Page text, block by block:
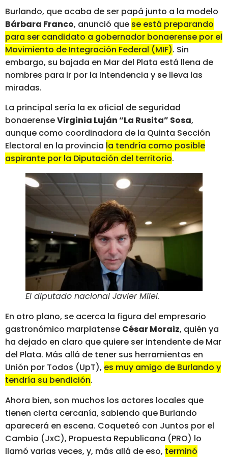
Burlando, que acaba de ser papá junto a la modelo
Bárbara Franco, anunció que se está preparando
para ser candidato a gobernador bonaerense por el
Movimiento de Integración Federal (MIF). Sin
embargo, su bajada en Mar del Plata está llena de
nombres para ir por la Intendencia y se lleva las
miradas.
La principal sería la ex oficial de seguridad
bonaerenseVirginia Luján “La Rusita” Sosa,
aunque como coordinadora de la Quinta Sección
Electoral en la provincia la tendría como posible
aspirante por la Diputación del territorio.
El diputado nacional Javier Milei.
En otro plano, se acerca la figura del empresario
gastronómico marplatense César Moraiz, quién ya
ha dejado en claro que quiere ser intendente de Mar
del Plata. Más allá de tener sus herramientas en
Unión por Todos (UpT), es muy amigo de Burlando y
tendría su bendición.
Ahora bien, son muchos los actores locales que
tienen cierta cercanía, sabiendo que Burlando
aparecerá en escena. Coqueteó con Juntos por el
Cambio (JxC), Propuesta Republicana (PRO) lo
llamó varias veces, y, más allá de eso, terminó